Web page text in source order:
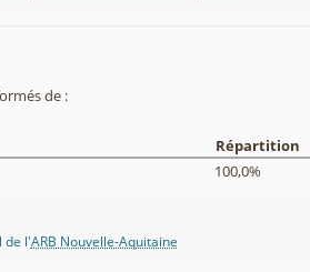
de :
Répartition
100,0%
de l'ARB Nouvelle-Aquitaine